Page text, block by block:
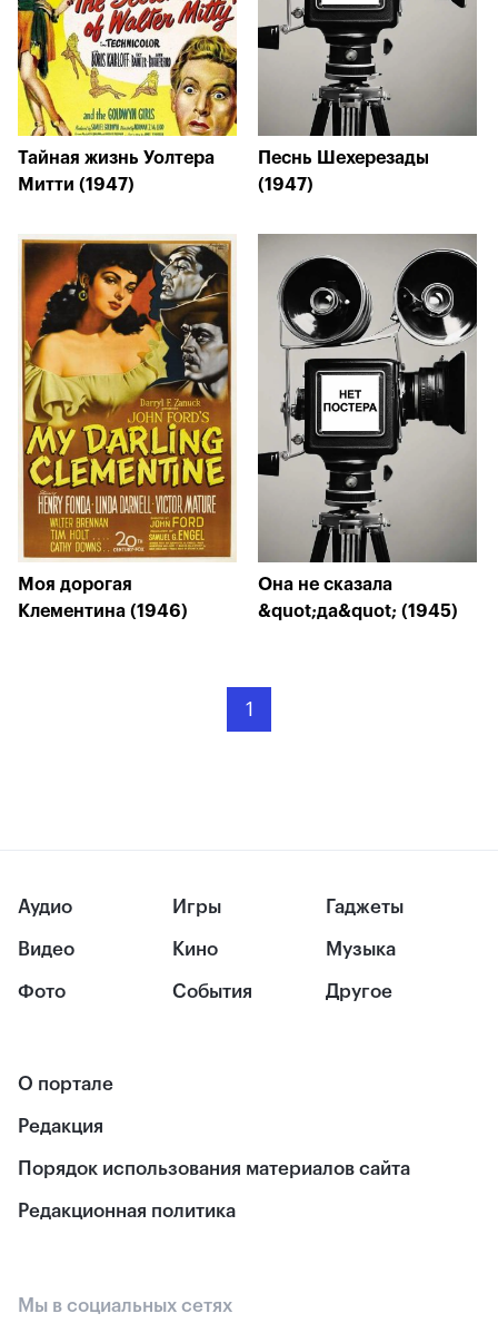
Тайная жизнь Уолтера
Митти (1947)
Песнь Шехерезады
(1947)
Моя дорогая
Клементина (1946)
Она не сказала
&quot;да&quot; (1945)
1
Аудио
Видео
Фото
Игры
Кино
События
Гаджеты
Музыка
Другое
О портале
Редакция
Порядок использования материалов сайта
Редакционная политика
Мы в социальных сетях